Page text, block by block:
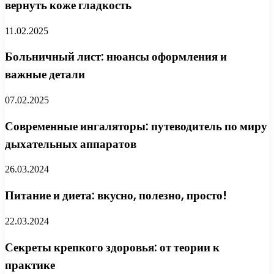
вернуть коже гладкость
11.02.2025
Больничный лист: нюансы оформления и
важные детали
07.02.2025
Современные ингаляторы: путеводитель по миру
дыхательных аппаратов
26.03.2024
Питание и диета: вкусно, полезно, просто!
22.03.2024
Секреты крепкого здоровья: от теории к
практике